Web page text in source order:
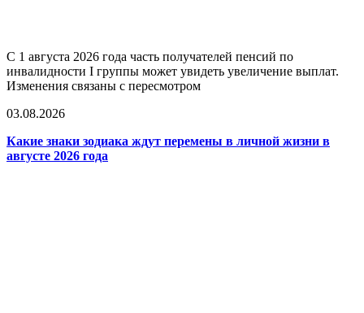
С 1 августа 2026 года часть получателей пенсий по
инвалидности I группы может увидеть увеличение выплат.
Изменения связаны с пересмотром
03.08.2026
Какие знаки зодиака ждут перемены в личной жизни в
августе 2026 года